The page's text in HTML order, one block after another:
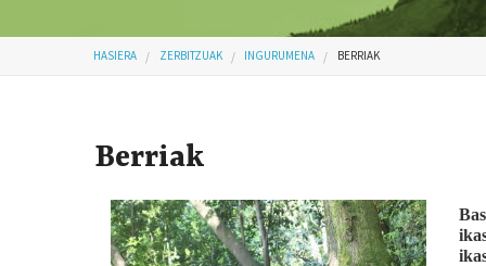
Hemen zaude
HASIERA ZERBITZUAK INGURUMENA BERRIAK
Berriak